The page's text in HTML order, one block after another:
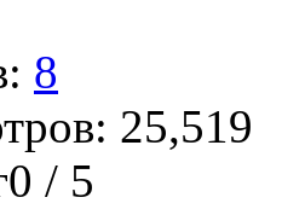
8
25,519
/ 5